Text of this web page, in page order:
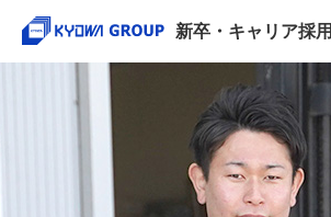
新卒・キャリア採用